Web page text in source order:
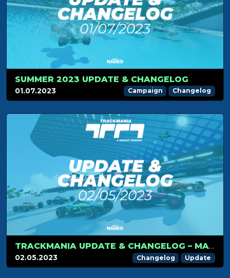
SUMMER 2023 UPDATE & CHANGELOG
01.07.2023 Campaign Changelog
TRACKMANIA UPDATE & CHANGELOG – MAY 2ND 2023
02.05.2023 Changelog Update